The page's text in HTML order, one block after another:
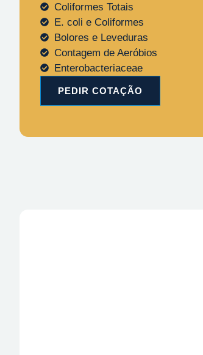
Coliformes Totais
E. coli e Coliformes
Bolores e Leveduras
Contagem de Aeróbios
Enterobacteriaceae
PEDIR COTAÇÃO